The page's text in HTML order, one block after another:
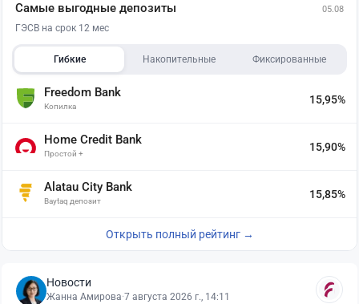
Самые выгодные депозиты 05.08
ГЭСВ на срок 12 мес
Гибкие Накопительные Фиксированные
Freedom Bank
Копилка
15,95%
Home Credit Bank
Простой +
15,90%
Alatau City Bank
Baytaq депозит
15,85%
Открыть полный рейтинг →
Новости
Жанна Амирова·7 августа 2026 г., 14:11